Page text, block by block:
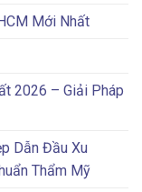
Mới Nhất
2026 – Giải Pháp
Dẫn Đầu Xu
Thẩm Mỹ